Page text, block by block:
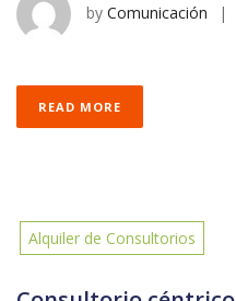
by Comunicación |
READ MORE
Alquiler de Consultorios